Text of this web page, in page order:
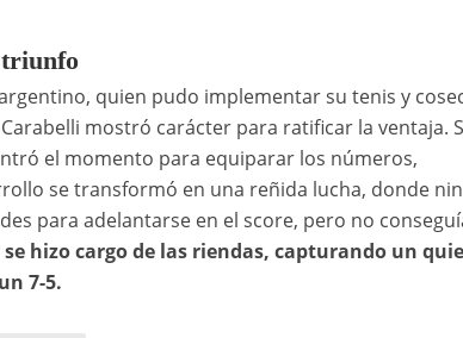
triunfo
quien pudo implementar su tenis y
mostró carácter para ratificar la ventaja.
el momento para equiparar los números,
se transformó en una reñida lucha, donde
para adelantarse en el score, pero no
hizo cargo de las riendas, capturando un
7-5.